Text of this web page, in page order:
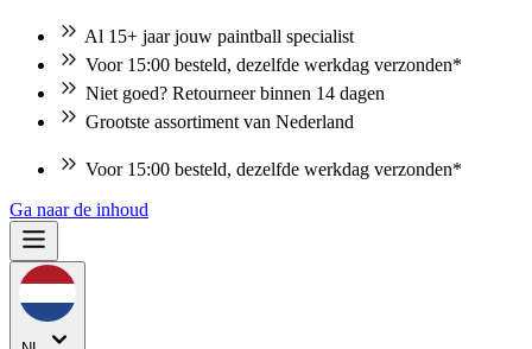
Al 15+ jaar jouw paintball specialist
Voor 15:00 besteld, dezelfde werkdag verzonden*
Niet goed? Retourneer binnen 14 dagen
Grootste assortiment van Nederland
Voor 15:00 besteld, dezelfde werkdag verzonden*
Ga naar de inhoud